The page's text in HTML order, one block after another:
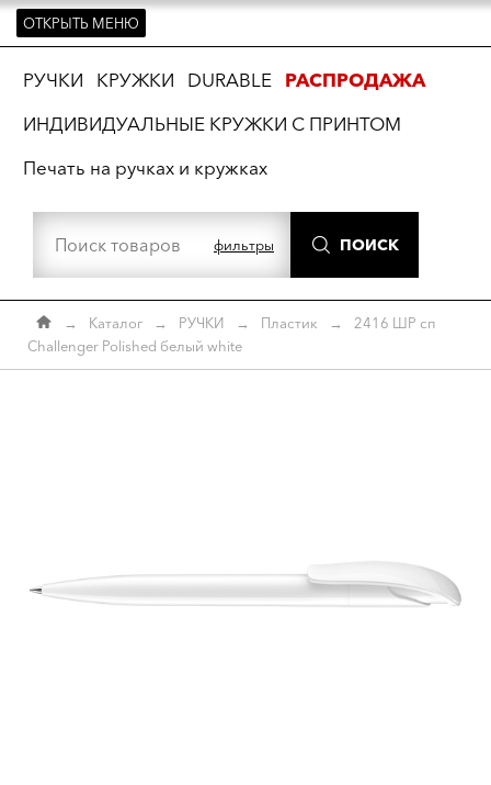
ОТКРЫТЬ МЕНЮ
РУЧКИ КРУЖКИ DURABLE
РАСПРОДАЖА
ИНДИВИДУАЛЬНЫЕ КРУЖКИ С ПРИНТОМ
Печать на ручках и кружках
фильтры ПОИСК
→ Каталог → РУЧКИ → Пластик →
2416 ШР сп
Challenger Polished белый white